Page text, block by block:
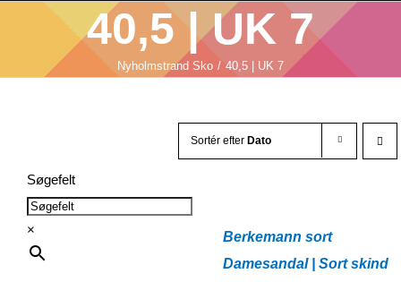
40,5 | UK 7
Nyholmstrand Sko 40,5 | UK 7
Sortér efter Dato
Berkemann sort
Damesandal | Sort skind
Søgefelt
×